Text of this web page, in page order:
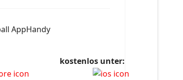
kostenlos unter: